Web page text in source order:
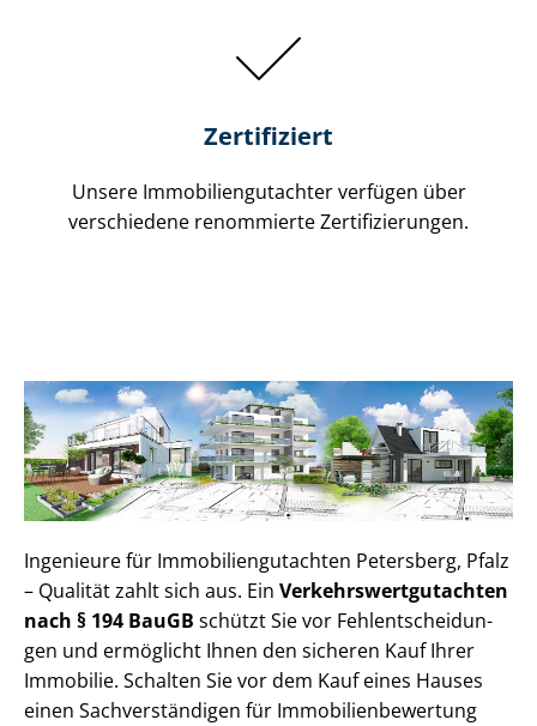
Zertifiziert
Unsere Immobilien­gutachter verfügen über
verschiedene renommierte Zer­ti­fi­zie­run­gen.
Ingenieure für Im­mo­bi­li­en­gut­ach­ten Petersberg, Pfalz
– Qualität zahlt sich aus. Ein Ver­kehrs­wert­gut­ach­ten
nach § 194 BauGB schützt Sie vor Fehl­ent­schei­dun­
gen und ermöglicht Ihnen den sicheren Kauf Ihrer
Immobilie. Schalten Sie vor dem Kauf eines Hauses
einen Sach­ver­stän­di­gen für Im­mo­bi­li­en­be­wer­tung